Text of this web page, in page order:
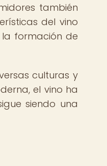
también
del vino
formación de
culturas y
el vino ha
siendo una